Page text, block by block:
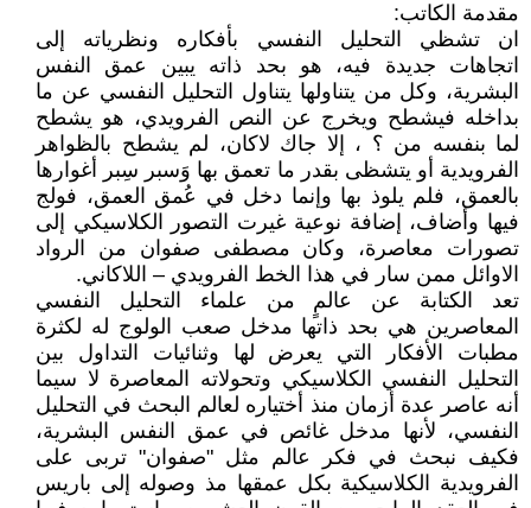
مقدمة الكاتب:
ان تشظي التحليل النفسي بأفكاره ونظرياته إلى
اتجاهات جديدة فيه، هو بحد ذاته يبين عمق النفس
البشرية، وكل من يتناولها يتناول التحليل النفسي عن ما
بداخله فيشطح ويخرج عن النص الفرويدي، هو يشطح
لما بنفسه من ؟ ، إلا جاك لاكان، لم يشطح بالظواهر
الفرويدية أو يتشظى بقدر ما تعمق بها وَسبر سِبر أغوارها
بالعمق، فلم يلوذ بها وإنما دخل في عُمق العمق، فولج
فيها وأضاف، إضافة نوعية غيرت التصور الكلاسيكي إلى
تصورات معاصرة، وكان مصطفى صفوان من الرواد
الاوائل ممن سار في هذا الخط الفرويدي – اللاكاني.
تعد الكتابة عن عالمٍ من علماء التحليل النفسي
المعاصرين هي بحد ذاتها مدخل صعب الولوج له لكثرة
مطبات الأفكار التي يعرض لها وثنائيات التداول بين
التحليل النفسي الكلاسيكي وتحولاته المعاصرة لا سيما
أنه عاصر عدة أزمان منذ أختياره لعالم البحث في التحليل
النفسي، لأنها مدخل غائص في عمق النفس البشرية،
فكيف نبحث في فكر عالم مثل "صفوان" تربى على
الفرويدية الكلاسيكية بكل عمقها مذ وصوله إلى باريس